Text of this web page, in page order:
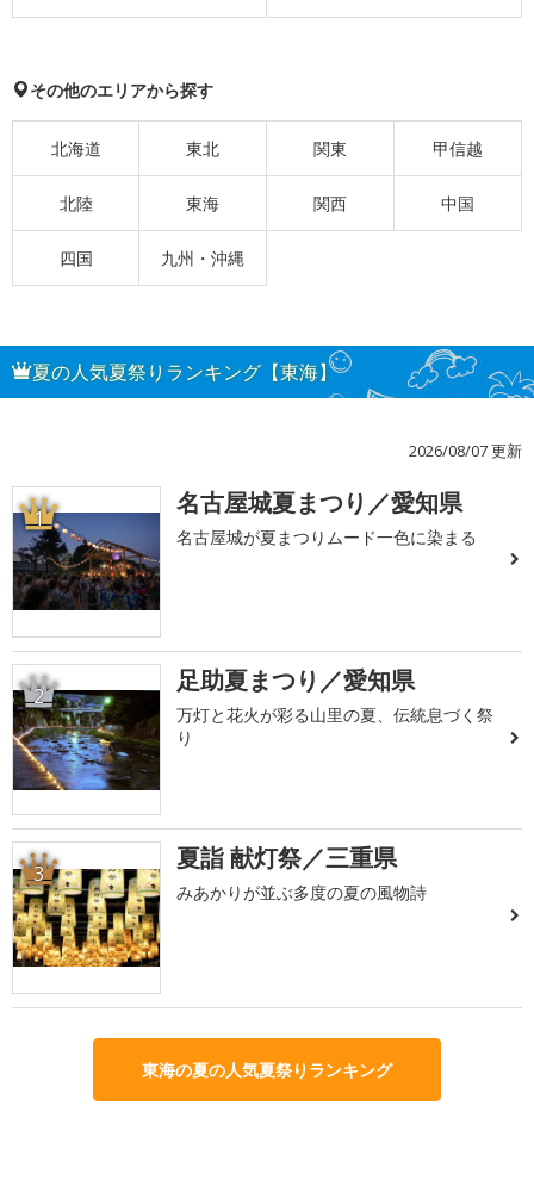
その他のエリアから探す
北海道 東北 関東 甲信越
北陸 東海 関西 中国
四国 九州・沖縄
夏の人気夏祭りランキング【東海】
2026/08/07 更新
1 名古屋城夏まつり／愛知県
名古屋城が夏まつりムード一色に染まる
2 足助夏まつり／愛知県
万灯と花火が彩る山里の夏、伝統息づく祭
り
3 夏詣 献灯祭／三重県
みあかりが並ぶ多度の夏の風物詩
東海の夏の人気夏祭りランキング